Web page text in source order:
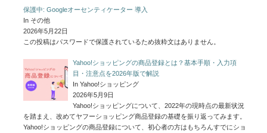
保護中: Googleオーセンティケーター 導入
In その他
2026年5月22日
この投稿はパスワードで保護されているため抜粋文はありません。
Yahoo!ショッピングの商品登録とは？基本手順・入力項
目・注意点を2026年版で解説
In Yahoo!ショッピング
2026年5月9日
Yahoo!ショッピングについて、2022年の現時点の最新状況
を踏まえ、改めてヤフーショッピング商品登録の基礎を振り返ってみます。
Yahoo!ショッピングの商品登録について、初心者の方はもちろんすでにショ